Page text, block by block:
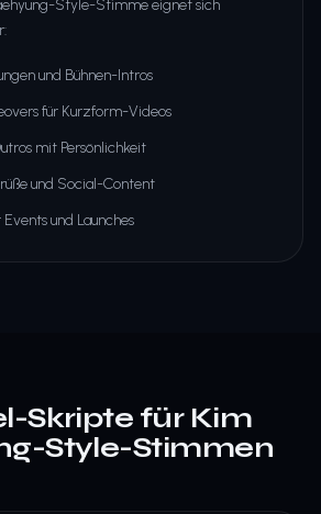
Style-Stimme eignet sich
und Bühnen-Intros
für Kurzform-Videos
mit Persönlichkeit
und Social-Content
und Launches
Skripte für Kim
Style-Stimmen